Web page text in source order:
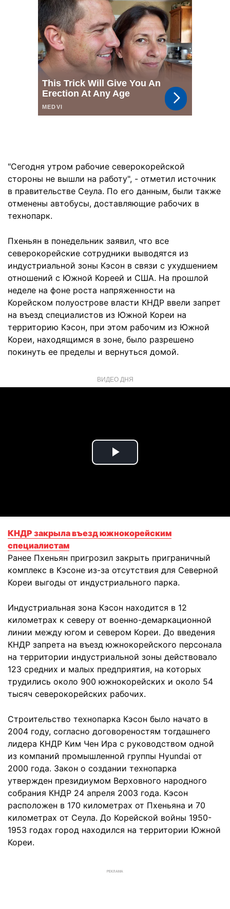
"Сегодня утром рабочие северокорейской
стороны не вышли на работу", - отметил источник
в правительстве Сеула. По его данным, были также
отменены автобусы, доставляющие рабочих в
технопарк.
Пхеньян в понедельник заявил, что все
северокорейские сотрудники выводятся из
индустриальной зоны Кэсон в связи с ухудшением
отношений с Южной Кореей и США. На прошлой
неделе на фоне роста напряженности на
Корейском полуострове власти КНДР ввели запрет
на въезд специалистов из Южной Кореи на
территорию Кэсон, при этом рабочим из Южной
Кореи, находящимся в зоне, было разрешено
покинуть ее пределы и вернуться домой.
ВИДЕО ДНЯ
Play
КНДР закрыла въезд южнокорейским
специалистам
Ранее Пхеньян пригрозил закрыть приграничный
комплекс в Кэсоне из-за отсутствия для Северной
Кореи выгоды от индустриального парка.
Индустриальная зона Кэсон находится в 12
километрах к северу от военно-демаркационной
линии между югом и севером Кореи. До введения
КНДР запрета на въезд южнокорейского персонала
на территории индустриальной зоны действовало
123 средних и малых предприятия, на которых
трудились около 900 южнокорейских и около 54
тысяч северокорейских рабочих.
Строительство технопарка Кэсон было начато в
2004 году, согласно договореностям тогдашнего
лидера КНДР Ким Чен Ира с руководством одной
из компаний промышленной группы Hyundai от
2000 года. Закон о создании технопарка
утвержден президиумом Верховного народного
собрания КНДР 24 апреля 2003 года. Кэсон
расположен в 170 километрах от Пхеньяна и 70
километрах от Сеула. До Корейской войны 1950-
1953 годах город находился на территории Южной
Кореи.
РЕКЛАМА